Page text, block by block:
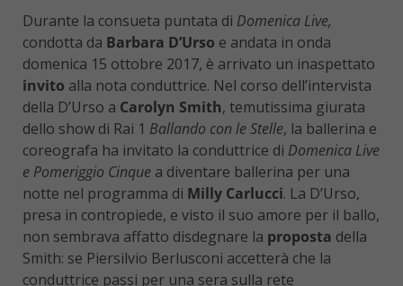
Durante la consueta puntata di Domenica Live,
condotta da Barbara D’Urso e andata in onda
domenica 15 ottobre 2017, è arrivato un inaspettato
invito alla nota conduttrice. Nel corso dell’intervista
della D’Urso a Carolyn Smith, temutissima giurata
dello show di Rai 1 Ballando con le Stelle, la ballerina e
coreografa ha invitato la conduttrice di Domenica Live
e Pomeriggio Cinque a diventare ballerina per una
notte nel programma di Milly Carlucci. La D’Urso,
presa in contropiede, e visto il suo amore per il ballo,
non sembrava affatto disdegnare la proposta della
Smith: se Piersilvio Berlusconi accetterà che la
conduttrice passi per una sera sulla rete